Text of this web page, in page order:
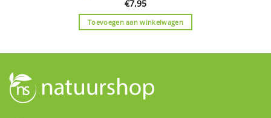
€7,95
Toevoegen aan winkelwagen